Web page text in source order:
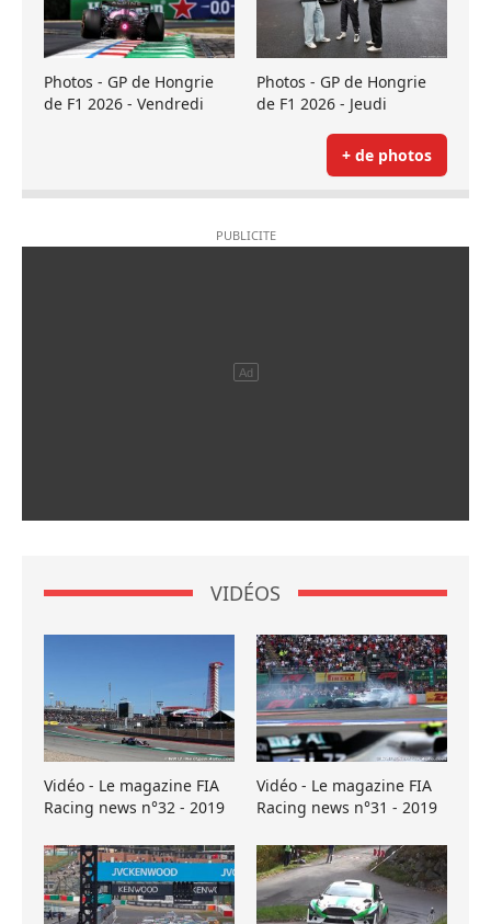
Photos - GP de Hongrie
de F1 2026 - Vendredi
Photos - GP de Hongrie
de F1 2026 - Jeudi
+ de photos
VIDÉOS
Vidéo - Le magazine FIA
Racing news n°32 - 2019
Vidéo - Le magazine FIA
Racing news n°31 - 2019